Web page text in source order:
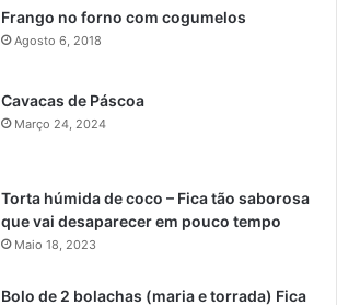
Frango no forno com cogumelos
Agosto 6, 2018
Cavacas de Páscoa
Março 24, 2024
Torta húmida de coco – Fica tão saborosa
que vai desaparecer em pouco tempo
Maio 18, 2023
Bolo de 2 bolachas (maria e torrada) Fica